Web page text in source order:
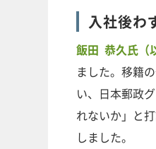
入社後わ
飯田 恭久氏（
ました。移籍
い、日本郵政
れないか」と
しました。